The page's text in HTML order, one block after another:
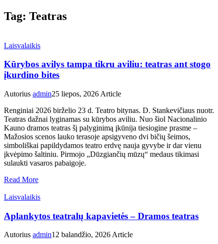
Tag: Teatras
Laisvalaikis
Kūrybos avilys tampa tikru aviliu: teatras ant stogo
įkurdino bites
Autorius admin25 liepos, 2026 Article
Renginiai 2026 birželio 23 d. Teatro bitynas. D. Stankevičiaus nuotr.
Teatras dažnai lyginamas su kūrybos aviliu. Nuo šiol Nacionalinio
Kauno dramos teatras šį palyginimą įkūnija tiesiogine prasme –
Mažosios scenos lauko terasoje apsigyveno dvi bičių šeimos,
simboliškai papildydamos teatro erdvę nauja gyvybe ir dar vienu
įkvėpimo šaltiniu. Pirmojo „Dūzgiančių mūzų“ medaus tikimasi
sulaukti vasaros pabaigoje.
Read More
Laisvalaikis
Aplankytos teatralų kapavietės – Dramos teatras
Autorius admin12 balandžio, 2026Article